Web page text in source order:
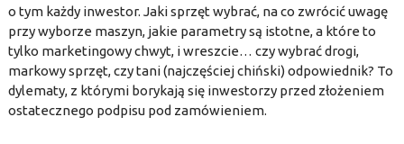
o tym każdy inwestor. Jaki sprzęt wybrać, na co zwrócić uwagę
przy wyborze maszyn, jakie parametry są istotne, a które to
tylko marketingowy chwyt, i wreszcie… czy wybrać drogi,
markowy sprzęt, czy tani (najczęściej chiński) odpowiednik? To
dylematy, z którymi borykają się inwestorzy przed złożeniem
ostatecznego podpisu pod zamówieniem.